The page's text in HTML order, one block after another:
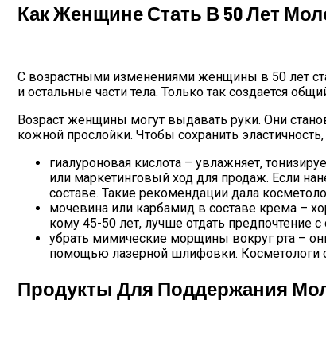
Как Женщине Стать В 50 Лет
С возрастными изменениями женщины в 50 лет
и остальные части тела. Только так создается
Возраст женщины могут выдавать руки. Они
кожной прослойки. Чтобы сохранить
гиалуроновая кислота – увлажняет,
или маркетинговый ход для продаж. Если
составе. Такие рекомендации дала
мочевина или карбамид в составе крема –
кому 45-50 лет, лучше отдать
убрать мимические морщины вокруг рта –
помощью лазерной шлифовки. Косметологи
Продукты Для Поддержания